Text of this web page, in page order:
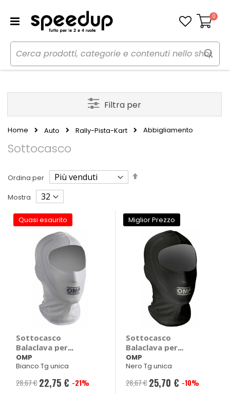
Carrello
0
Home Auto Rally-Pista-Kart Abbigliamento
Sottocasco
Ordina per
Imposta
Mostra
Quasi esaurito
Sottocasco
Balaclava per
bambini - OMP
OMP
Bianco Tg unica
28,67 € Prezzo
22,75 € -21%
Miglior Prezzo
Sottocasco
Balaclava per
bambini - OMP
OMP
Nero Tg unica
28,67 € Prezzo
25,70 € -10%
Filtra per